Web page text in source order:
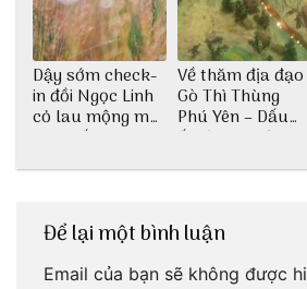
Dậy sớm check-
in đồi Ngọc Linh
cỏ lau mộng mơ
tại Huế nè bạn
Về thăm địa đạo
Gò Thì Thùng
Phú Yên – Dấu
ấn lịch sử còn
Để lại một bình luận
Email của bạn sẽ không được